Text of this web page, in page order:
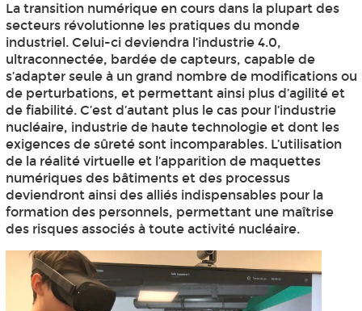
La transition numérique en cours dans la plupart des
secteurs révolutionne les pratiques du monde
industriel. Celui-ci deviendra l’industrie 4.0,
ultraconnectée, bardée de capteurs, capable de
s’adapter seule à un grand nombre de modifications ou
de perturbations, et permettant ainsi plus d’agilité et
de fiabilité. C’est d’autant plus le cas pour l’industrie
nucléaire, industrie de haute technologie et dont les
exigences de sûreté sont incomparables. L’utilisation
de la réalité virtuelle et l’apparition de maquettes
numériques des bâtiments et des processus
deviendront ainsi des alliés indispensables pour la
formation des personnels, permettant une maîtrise
des risques associés à toute activité nucléaire.